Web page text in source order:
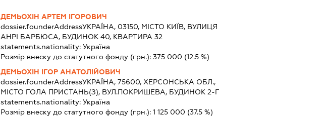
ДЕМЬОХІН АРТЕМ ІГОРОВИЧ
dossier.founderAddressУКРАЇНА, 03150, МІСТО КИЇВ, ВУЛИЦЯ
АНРІ БАРБЮСА, БУДИНОК 40, КВАРТИРА 32
statements.nationality: Україна
Розмір внеску до статутного фонду (грн.): 375 000 (12.5 %)
ДЕМЬОХІН ІГОР АНАТОЛІЙОВИЧ
dossier.founderAddressУКРАЇНА, 75600, ХЕРСОНСЬКА ОБЛ.,
МІСТО ГОЛА ПРИСТАНЬ(З), ВУЛ.ПОКРИШЕВА, БУДИНОК 2-Г
statements.nationality: Україна
Розмір внеску до статутного фонду (грн.): 1 125 000 (37.5 %)